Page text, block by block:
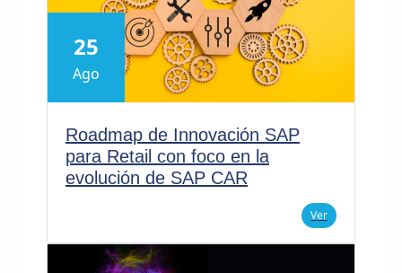
25
Ago
Roadmap de Innovación SAP
para Retail con foco en la
evolución de SAP CAR
Ver